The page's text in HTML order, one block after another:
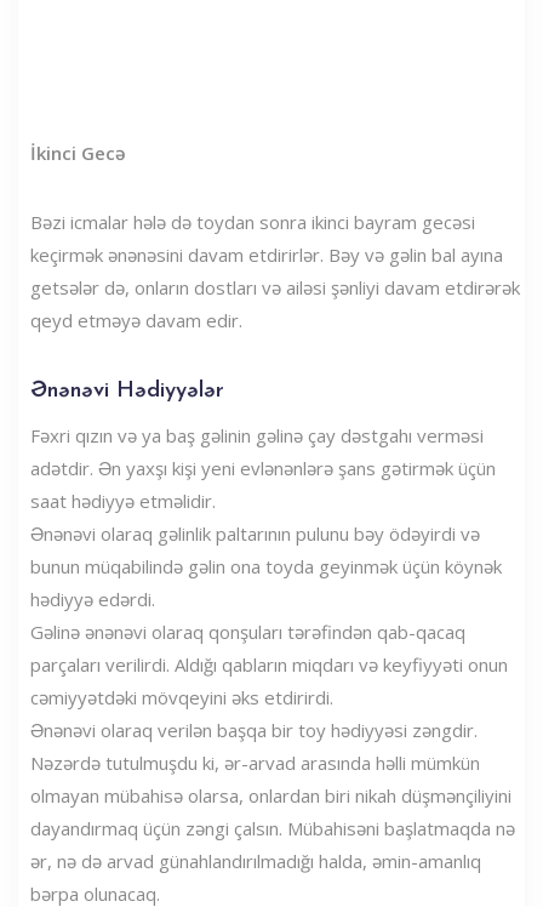
İkinci Gecə
Bəzi icmalar hələ də toydan sonra ikinci bayram gecəsi
keçirmək ənənəsini davam etdirirlər. Bəy və gəlin bal ayına
getsələr də, onların dostları və ailəsi şənliyi davam etdirərək
qeyd etməyə davam edir.
Ənənəvi Hədiyyələr
Fəxri qızın və ya baş gəlinin gəlinə çay dəstgahı verməsi
adətdir. Ən yaxşı kişi yeni evlənənlərə şans gətirmək üçün
saat hədiyyə etməlidir.
Ənənəvi olaraq gəlinlik paltarının pulunu bəy ödəyirdi və
bunun müqabilində gəlin ona toyda geyinmək üçün köynək
hədiyyə edərdi.
Gəlinə ənənəvi olaraq qonşuları tərəfindən qab-qacaq
parçaları verilirdi. Aldığı qabların miqdarı və keyfiyyəti onun
cəmiyyətdəki mövqeyini əks etdirirdi.
Ənənəvi olaraq verilən başqa bir toy hədiyyəsi zəngdir.
Nəzərdə tutulmuşdu ki, ər-arvad arasında həlli mümkün
olmayan mübahisə olarsa, onlardan biri nikah düşmənçiliyini
dayandırmaq üçün zəngi çalsın. Mübahisəni başlatmaqda nə
ər, nə də arvad günahlandırılmadığı halda, əmin-amanlıq
bərpa olunacaq.